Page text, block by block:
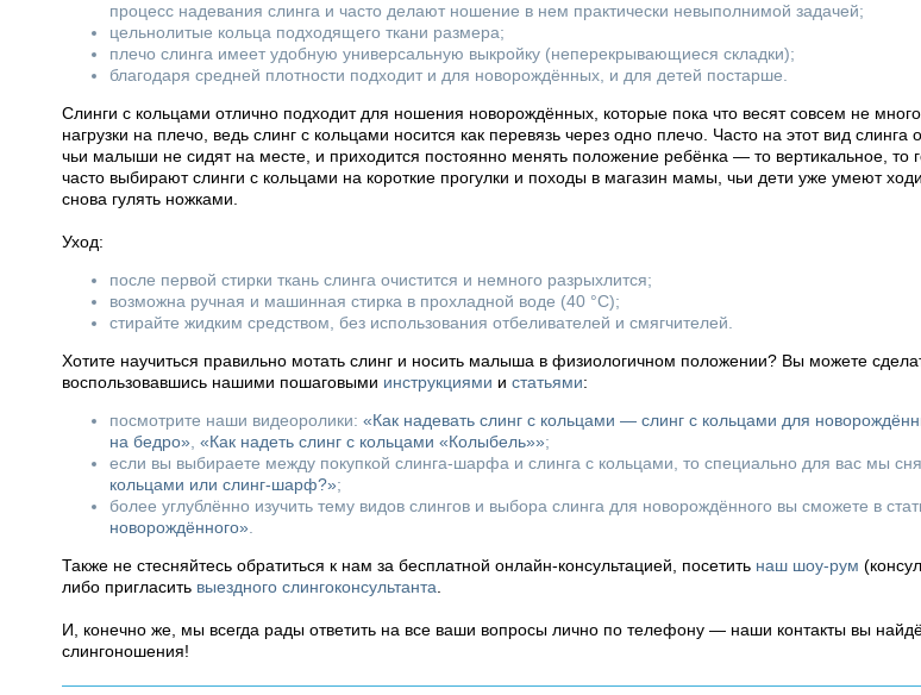
процесс надевания слинга и часто делают ношение в нем практически невыполнимой задачей;
цельнолитые кольца подходящего ткани размера;
плечо слинга имеет удобную универсальную выкройку (неперекрывающиеся складки);
благодаря средней плотности подходит и для новорождённых, и для детей постарше.
Слинги с кольцами отлично подходит для ношения новорождённых, которые пока что весят совсем не
нагрузки на плечо, ведь слинг с кольцами носится как перевязь через одно плечо. Часто на этот вид
чьи малыши не сидят на месте, и приходится постоянно менять положение ребёнка — то вертикальное, то
часто выбирают слинги с кольцами на короткие прогулки и походы в магазин мамы, чьи дети уже умеют
снова гулять ножками.
Уход:
после первой стирки ткань слинга очистится и немного разрыхлится;
возможна ручная и машинная стирка в прохладной воде (40 °C);
стирайте жидким средством, без использования отбеливателей и смягчителей.
Хотите научиться правильно мотать слинг и носить малыша в физиологичном положении? Вы можете
воспользовавшись нашими пошаговыми инструкциями и статьями:
посмотрите наши видеоролики: «Как надевать слинг с кольцами — слинг с кольцами для
на бедро» «Как надеть слинг с кольцами «Колыбель»»;
если вы выбираете между покупкой слинга-шарфа и слинга с кольцами, то специально для вас мы
кольцами или слинг-шарф?»;
более углублённо изучить тему видов слингов и выбора слинга для новорождённого вы сможете в
новорождённого»
Также не стесняйтесь обратиться к нам за бесплатной онлайн-консультацией, посетить наш шоу-рум
либо пригласить выездного слингоконсультанта
И, конечно же, мы всегда рады ответить на все ваши вопросы лично по телефону — наши контакты вы
слингоношения!